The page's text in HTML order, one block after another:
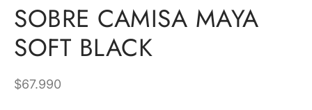
SOBRE CAMISA MAYA
SOFT BLACK
$67.990